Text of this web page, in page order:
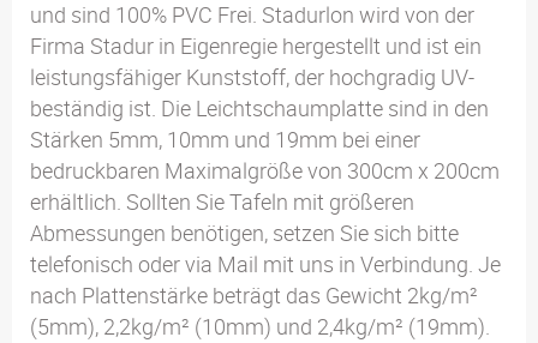
und sind 100% PVC Frei. Stadurlon wird von der
Firma Stadur in Eigenregie hergestellt und ist ein
leistungsfähiger Kunststoff, der hochgradig UV-
beständig ist. Die Leichtschaumplatte sind in den
Stärken 5mm, 10mm und 19mm bei einer
bedruckbaren Maximalgröße von 300cm x 200cm
erhältlich. Sollten Sie Tafeln mit größeren
Abmessungen benötigen, setzen Sie sich bitte
telefonisch oder via Mail mit uns in Verbindung. Je
nach Plattenstärke beträgt das Gewicht 2kg/m²
(5mm), 2,2kg/m² (10mm) und 2,4kg/m² (19mm).